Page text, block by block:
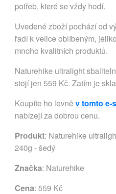
potřeb, které se vždy hodí.
Uvedené zboží pochází od
řadí k velice oblíbeným,
mnoho kvalitních produktů.
Naturehike ultralight
stojí jen 559 Kč. Zatím je
Koupíte ho levně v tomto e-
nabízejí za dobrou cenu.
Produkt: Naturehike
240g - šedý
Značka: Naturehike
Cena: 559 Kč